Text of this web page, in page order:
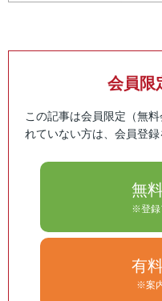
会員限
この記事は会員限定（無
れていない方は、会員登録
無
※登録
有
※案